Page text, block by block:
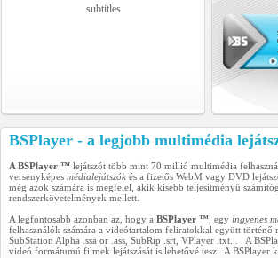
subtitles
BSPlayer - a legjobb multimédia
A BSPlayer ™ lejátszót több mint 70 millió multimédia
versenyképes médialejátszók és a fizetős WebM vagy DVD
még azok számára is megfelel, akik kisebb teljesítményű
rendszerkövetelmények mellett.
A legfontosabb azonban az, hogy a BSPlayer ™ , egy ingyenes
felhasználók számára a videótartalom feliratokkal együtt
SubStation Alpha .ssa or .ass, SubRip .srt, VPlayer .txt... . A
videó formátumú filmek lejátszását is lehetővé teszi. A BSPlayer